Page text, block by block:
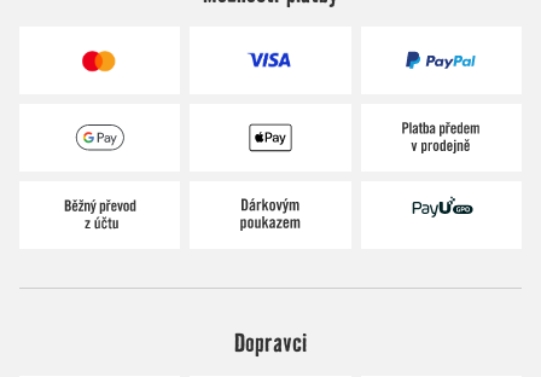
Dopravci